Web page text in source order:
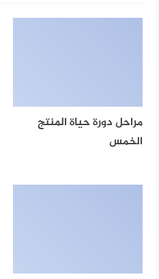
مراحل دورة حياة المنتج
الخمس